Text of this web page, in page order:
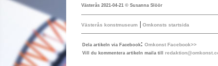
Västerås 2021-04-21 © Susanna Slöör
Västerås konstmuseum| Omkonsts startsida
Dela artikeln via Facebook: Omkonst Facebook>>
Vill du kommentera artikeln maila till